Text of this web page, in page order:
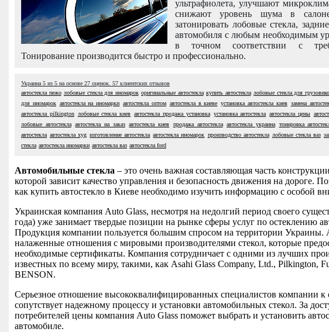
ультрафиолета, улучшают
снижают уровень шума в
затонировать лобовые стекла,
автомобиля с любым необходимым
в точном соответствии с
Тонирование производится быстро и профессионально.
Украина 5 из 5 на основе 27 оценок. 57 клиентских отзывов
автостекла пежо лобовые стекла для иномарок оригинальные автостекла купить автостекла лобовые стекла для
для иномарок автостекла на иномарки автостекла оптом автостекла в киеве установка автостекла киев замена
автостекла pilkington
лобовые стекла киев автостекла продажа установка установка автостекла автостекла цены
лобовые автостекла
автостекла на заказ автостекла киев продажа автостекла автостекла украина тонировка
автостекла автостекла xyg изготовление автостекла автостекла иномарок производство автостекла лобовые стекла ваз
стекла автостекла иномарки автостекла ваз автостекла ford
Автомобильные стекла – это очень важная составляющая часть
которой зависит качество управления и безопасность движения на дороге.
как купить автостекло в Киеве необходимо изучить информацию с особой
Украинская компания Auto Glass, несмотря на недолгий период своего
года) уже занимает твердые позиции на рынке сферы услуг по остеклению
Продукция компании пользуется большим спросом на территории Украины.
налаженные отношения с мировыми производителями стекол, которые
необходимые сертификаты. Компания сотрудничает с одними из лучших
известных по всему миру, такими, как Asahi Glass Company, Ltd., Pilkington,
BENSON.
Серьезное отношение высококвалифицированных специалистов компании к
сопутствует надежному процессу и установки автомобильных стекол. За
потребителей цены компания Auto Glass поможет выбрать и установить
автомобиле.